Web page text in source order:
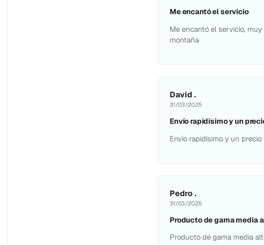
Me encantó el servicio
Me encantó el servicio,
montaña
David .
31/03/2025
Envío rapidísimo y un
Envío rapidísimo y un
Pedro .
31/03/2025
Producto de gama media
Producto de gama media